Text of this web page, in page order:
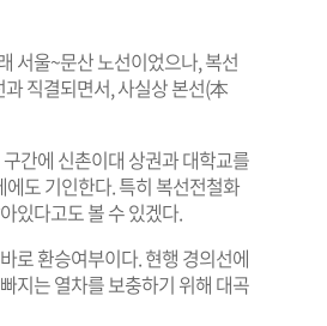
서울~문산 노선이었으나, 복선
직결되면서, 사실상 본선(本
간에 신촌이대 상권과 대학교를
도 기인한다. 특히 복선전철화
있다고도 볼 수 있겠다.
로 환승여부이다. 현행 경의선에
지는 열차를 보충하기 위해 대곡